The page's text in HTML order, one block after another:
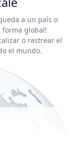
a un país o
forma global!
o rastrear el
el mundo.